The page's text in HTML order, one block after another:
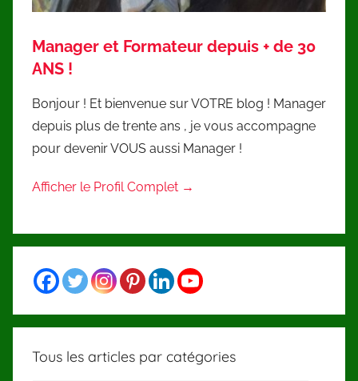
Manager et Formateur depuis + de 30
ANS !
Bonjour ! Et bienvenue sur VOTRE blog ! Manager
depuis plus de trente ans , je vous accompagne
pour devenir VOUS aussi Manager !
Afficher le Profil Complet →
Tous les articles par catégories